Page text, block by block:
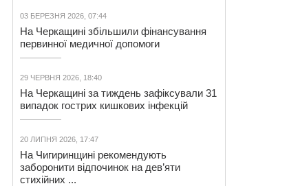
03 БЕРЕЗНЯ 2026, 07:44
На Черкащині збільшили фінансування
первинної медичної допомоги
29 ЧЕРВНЯ 2026, 18:40
На Черкащині за тиждень зафіксували 31
випадок гострих кишкових інфекцій
20 ЛИПНЯ 2026, 17:47
На Чигиринщині рекомендують
заборонити відпочинок на дев’яти
стихійних ...